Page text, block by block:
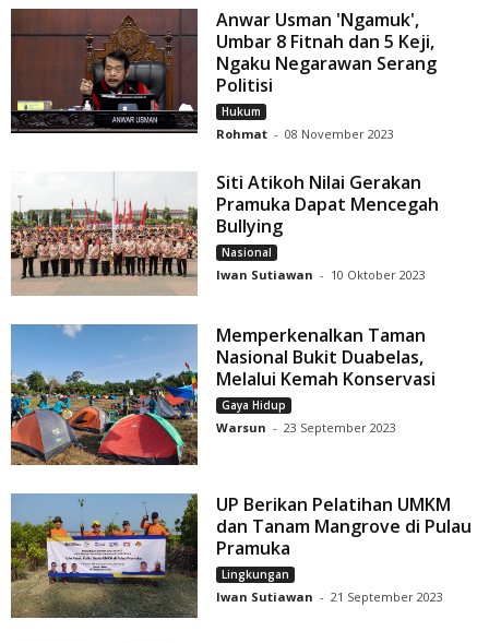
Anwar Usman 'Ngamuk',
Umbar 8 Fitnah dan 5 Keji,
Ngaku Negarawan Serang
Politisi
Hukum
Rohmat - 08 November 2023
Siti Atikoh Nilai Gerakan
Pramuka Dapat Mencegah
Bullying
Nasional
Iwan Sutiawan - 10 Oktober 2023
Memperkenalkan Taman
Nasional Bukit Duabelas,
Melalui Kemah Konservasi
Gaya Hidup
Warsun - 23 September 2023
UP Berikan Pelatihan UMKM
dan Tanam Mangrove di Pulau
Pramuka
Lingkungan
Iwan Sutiawan - 21 September 2023